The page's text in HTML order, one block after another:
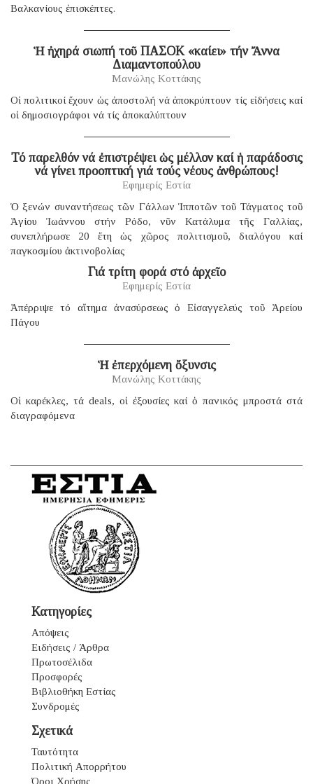
Βαλκανίους ἐπισκέπτες.
Ἡ ἠχηρά σιωπή τοῦ ΠΑΣΟΚ «καίει» τήν Ἄννα
Διαμαντοπούλου
Μανώλης Κοττάκης
Οἱ πολιτικοί ἔχουν ὡς ἀποστολή νά ἀποκρύπτουν τίς εἰδήσεις καί
οἱ δημοσιογράφοι νά τίς ἀποκαλύπτουν
Τό παρελθόν νά ἐπιστρέψει ὡς μέλλον καί ἡ παράδοσις
νά γίνει προοπτική γιά τούς νέους ἀνθρώπους!
Εφημερίς Εστία
Ὁ ξενών συναντήσεως τῶν Γάλλων Ἱπποτῶν τοῦ Τάγματος τοῦ
Ἁγίου Ἰωάννου στήν Ρόδο, νῦν Κατάλυμα τῆς Γαλλίας,
συνεπλήρωσε 20 ἔτη ὡς χῶρος πολιτισμοῦ, διαλόγου καί
παγκοσμίου ἀκτινοβολίας
Γιά τρίτη φορά στό ἀρχεῖο
Εφημερίς Εστία
Ἀπέρριψε τό αἴτημα ἀνασύρσεως ὁ Εἰσαγγελεύς τοῦ Ἀρείου
Πάγου
Ἡ ἐπερχόμενη ὄξυνσις
Μανώλης Κοττάκης
Οἱ καρέκλες, τά deals, οἱ ἐξουσίες καί ὁ πανικός μπροστά στά
διαγραφόμενα
Κατηγορίες
Απόψεις
Ειδήσεις / Άρθρα
Πρωτοσέλιδα
Προσφορές
Βιβλιοθήκη Εστίας
Συνδρομές
Σχετικά
Ταυτότητα
Πολιτική Απορρήτου
Όροι Χρήσης